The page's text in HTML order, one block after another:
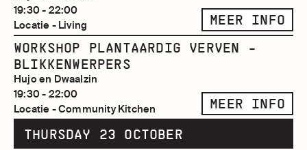
19:30 - 22:00
Locatie - Living
MEER INFO
WORKSHOP PLANTAARDIG VERVEN -
BLIKKENWERPERS
Hujo en Dwaalzin
19:30 - 22:00
Locatie - Community Kitchen
MEER INFO
THURSDAY 23 OCTOBER